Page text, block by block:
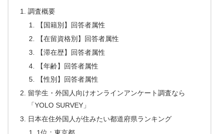
調査概要
【国籍別】回答者属性
【在留資格別】回答者属性
【滞在歴】回答者属性
【年齢】回答者属性
【性別】回答者属性
留学生・外国人向けオンラインアンケート調査なら
「YOLO SURVEY」
日本在住外国人が住みたい都道府県ランキング